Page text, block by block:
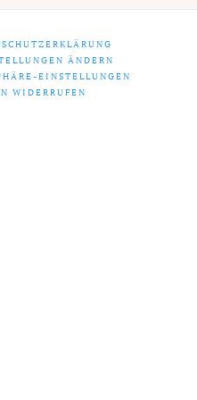
ÄNDERN
EINSTELLUNGEN
WIDERRUFEN